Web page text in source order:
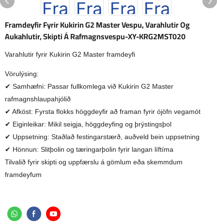
Framdeyfir Fyrir Kukirin G2 Master Vespu, Varahlutir Og
Aukahlutir, Skipti Á Rafmagnsvespu-XY-KRG2MST020
Varahlutir fyrir Kukirin G2 Master framdeyfi
Vörulýsing:
✔ Samhæfni: Passar fullkomlega við Kukirin G2 Master
rafmagnshlaupahjólið
✔ Afköst: Fyrsta flokks höggdeyfir að framan fyrir ójöfn vegamót
✔ Eiginleikar: Mikil seigja, höggdeyfing og þrýstingsþol
✔ Uppsetning: Staðlað festingarstærð, auðveld bein uppsetning
✔ Hönnun: Slitþolin og tæringarþolin fyrir langan líftíma
Tilvalið fyrir skipti og uppfærslu á gömlum eða skemmdum
framdeyfum